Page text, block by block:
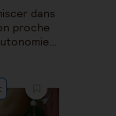
dans
proche